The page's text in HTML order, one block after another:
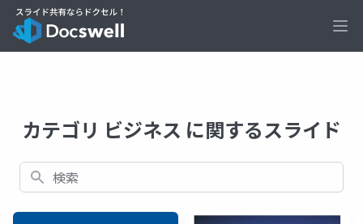
カテゴリ ビジネス に関するスライド
検索